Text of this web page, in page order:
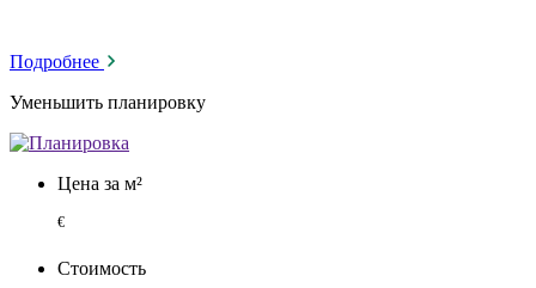
Подробнее
Уменьшить планировку
Цена за м²
€
Стоимость